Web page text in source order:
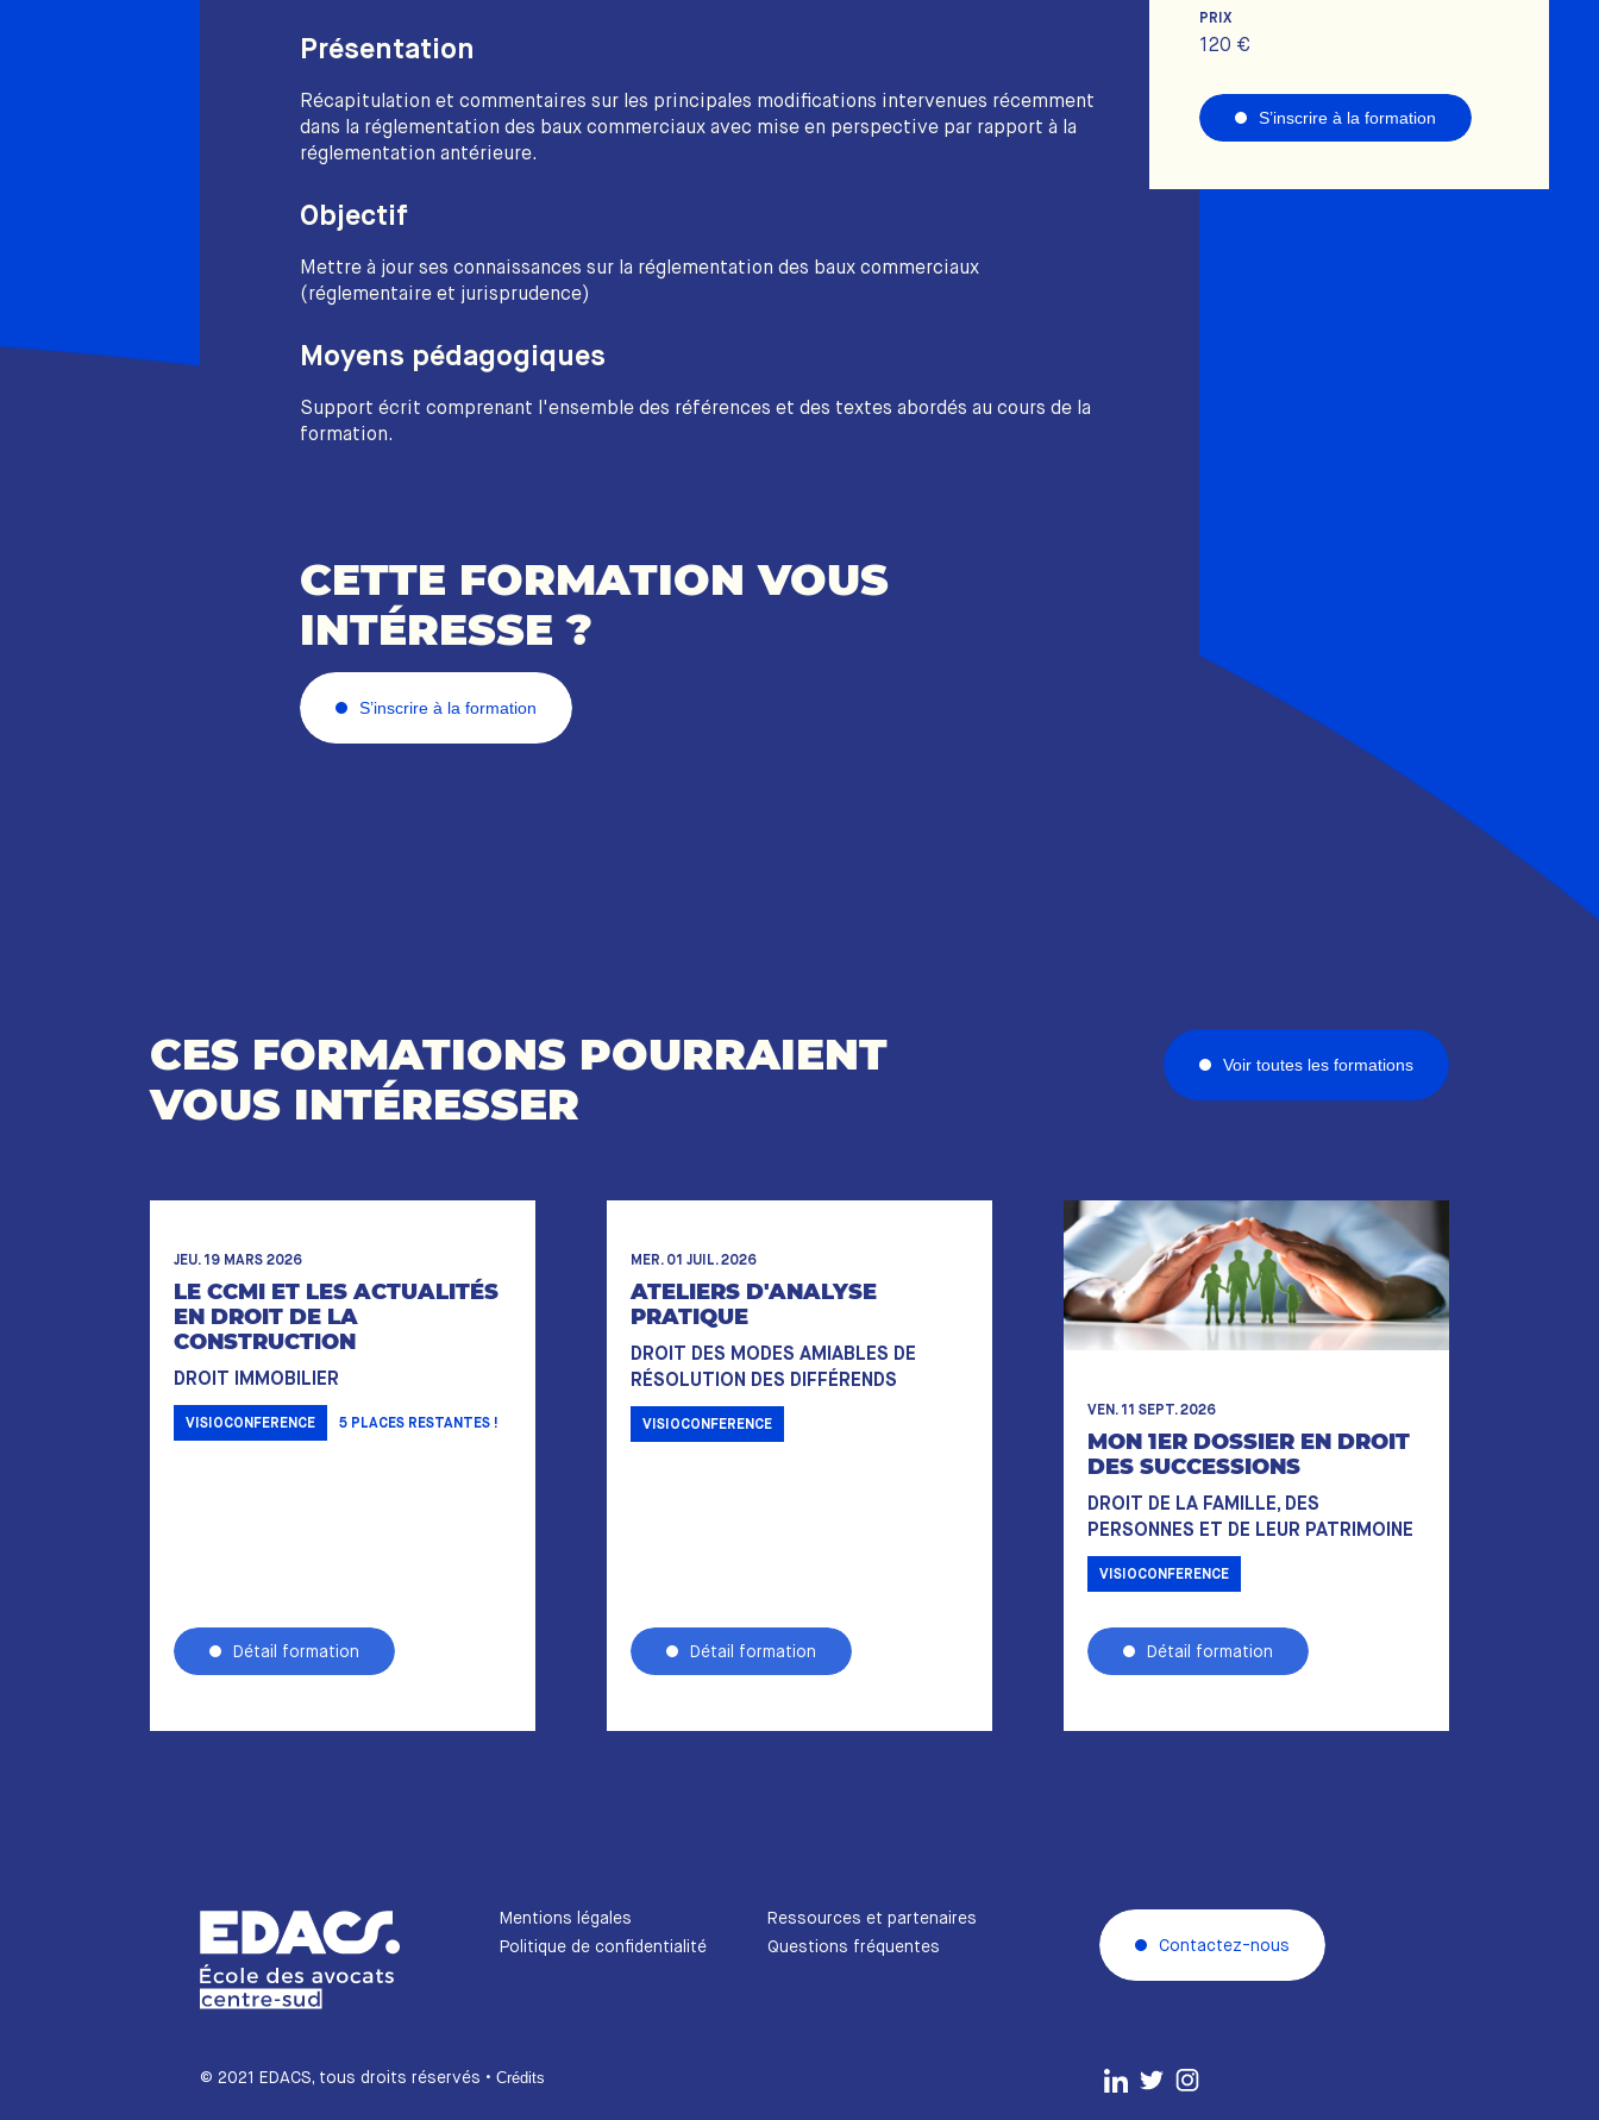
Présentation
Récapitulation et commentaires sur les principales modifications intervenues récemment
dans la réglementation des baux commerciaux avec mise en perspective par rapport à la
réglementation antérieure.
Objectif
Mettre à jour ses connaissances sur la réglementation des baux commerciaux
(réglementaire et jurisprudence)
Moyens pédagogiques
Support écrit comprenant l'ensemble des références et des textes abordés au cours de la
formation.
CETTE FORMATION VOUS
INTÉRESSE ?
S’inscrire à la formation
PRIX
120 €
S’inscrire à la formation
CES FORMATIONS POURRAIENT
VOUS INTÉRESSER
Voir toutes les formations
JEU. 19 MARS 2026
LE CCMI ET LES ACTUALITÉS
EN DROIT DE LA
CONSTRUCTION
DROIT IMMOBILIER
VISIOCONFERENCE 5 PLACES RESTANTES !
Détail formation
MER. 01 JUIL. 2026
ATELIERS D'ANALYSE
PRATIQUE
DROIT DES MODES AMIABLES DE
RÉSOLUTION DES DIFFÉRENDS
VISIOCONFERENCE
Détail formation
VEN. 11 SEPT. 2026
MON 1ER DOSSIER EN DROIT
DES SUCCESSIONS
DROIT DE LA FAMILLE, DES
PERSONNES ET DE LEUR PATRIMOINE
VISIOCONFERENCE
Détail formation
Mentions légales
Politique de confidentialité
Ressources et partenaires
Questions fréquentes
Contactez-nous
© 2021 EDACS, tous droits réservés • Crédits